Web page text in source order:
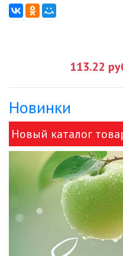
113.22
Новинки
Новый каталог